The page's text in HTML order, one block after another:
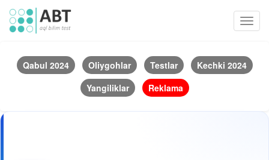
Qabul 2024 Oliygohlar Testlar
Kechki 2024
Yangiliklar
Reklama